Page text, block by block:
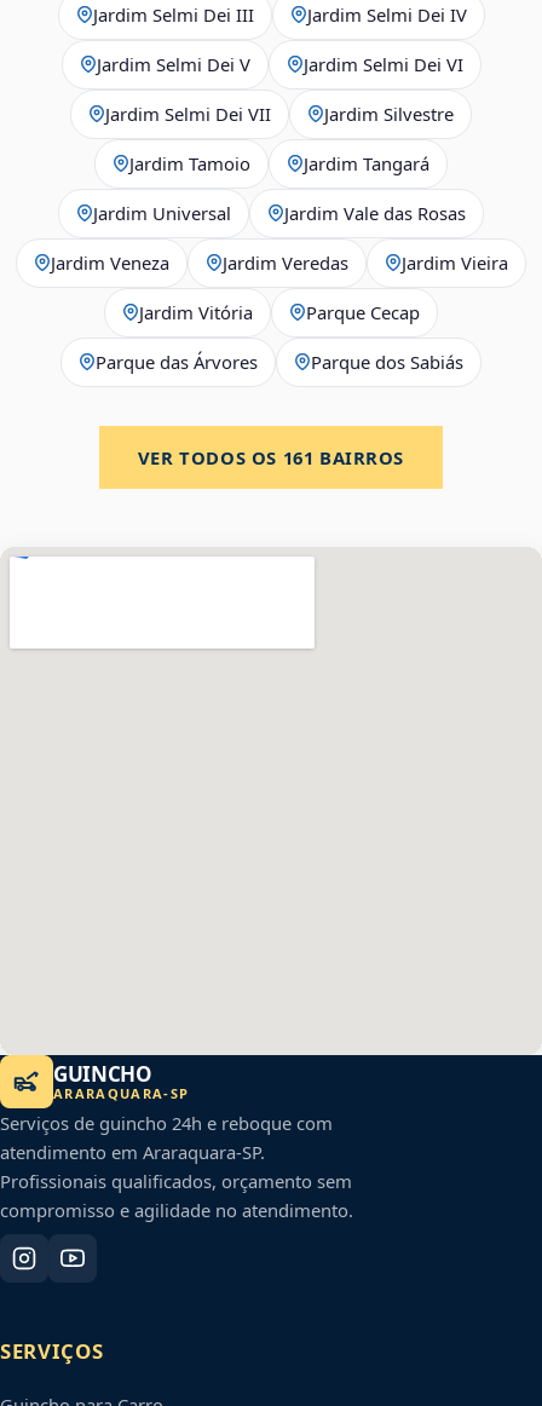
Jardim Selmi Dei III Jardim Selmi Dei IV
Jardim Selmi Dei V Jardim Selmi Dei VI
Jardim Selmi Dei VII Jardim Silvestre
Jardim Tamoio Jardim Tangará
Jardim Universal Jardim Vale das Rosas
Jardim Veneza Jardim Veredas Jardim Vieira
Jardim Vitória Parque Cecap
Parque das Árvores Parque dos Sabiás
VER TODOS OS 161 BAIRROS
GUINCHO
ARARAQUARA-SP
Serviços de guincho 24h e reboque com
atendimento em Araraquara-SP.
Profissionais qualificados, orçamento sem
compromisso e agilidade no atendimento.
SERVIÇOS